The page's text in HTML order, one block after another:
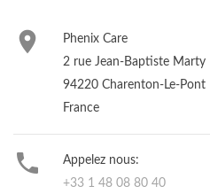

Phenix Care
2 rue Jean-Baptiste Marty
94220 Charenton-Le-Pont
France

Appelez nous:
+33 1 48 08 80 40